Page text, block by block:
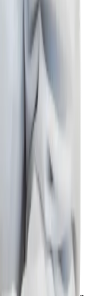
tu carrera
con